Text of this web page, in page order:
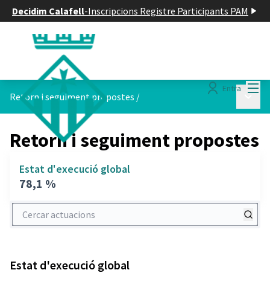
Decidim Calafell-Inscripcions Registre Participants PAM
Entra
Retorn i seguiment propostes /
Retorn i seguiment propostes
Estat d'execució global
78,1 %
Cercar actuacions
Estat d'execució global